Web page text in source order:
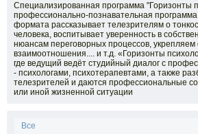
Специализированная программа "Горизонты
профессионально-познавательная программа
формата рассказывает телезрителям о
человека, воспитывает уверенность в
нюансам переговорных процессов,
взаимоотношения.... и т.д. «Горизонты
где ведущий ведёт студийный диалог с
- психологами, психотерапевтами, а также
телезрителей и даются профессиональные
или иной жизненной ситуации
Все